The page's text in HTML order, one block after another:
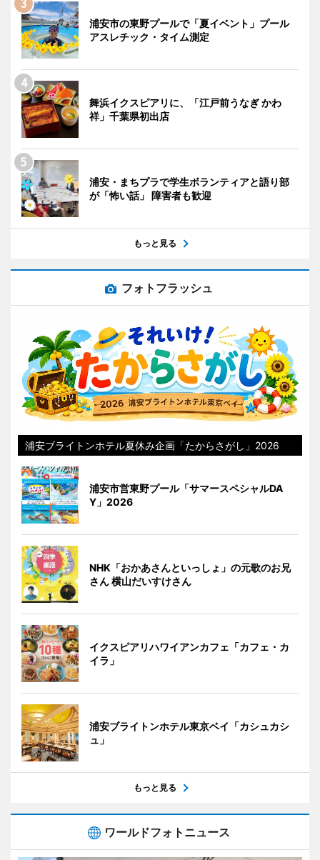
浦安市の東野プールで「夏イベント」プール
アスレチック・タイム測定
舞浜イクスピアリに、「江戸前うなぎ かわ
祥」千葉県初出店
浦安・まちプラで学生ボランティアと語り部
が「怖い話」 障害者も歓迎
もっと見る
フォトフラッシュ
浦安ブライトンホテル夏休み企画「たからさがし」2026
浦安市営東野プール「サマースペシャルDA
Y」2026
NHK「おかあさんといっしょ」の元歌のお兄
さん 横山だいすけさん
イクスピアリハワイアンカフェ「カフェ・カ
イラ」
浦安ブライトンホテル東京ベイ「カシュカシ
ュ」
もっと見る
ワールドフォトニュース